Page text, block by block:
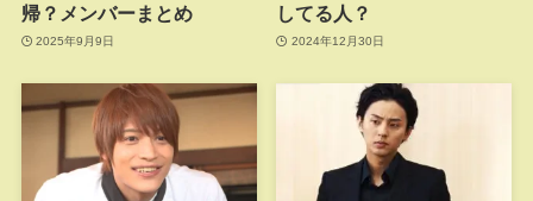
帰？メンバーまとめ
2025年9月9日
してる人？
2024年12月30日